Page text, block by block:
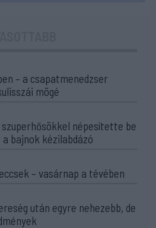
– a csapatmenedzser
mögé
népesítette be
bajnok kézilabdázó
– vasárnap a tévében
után egyre nehezebb, de